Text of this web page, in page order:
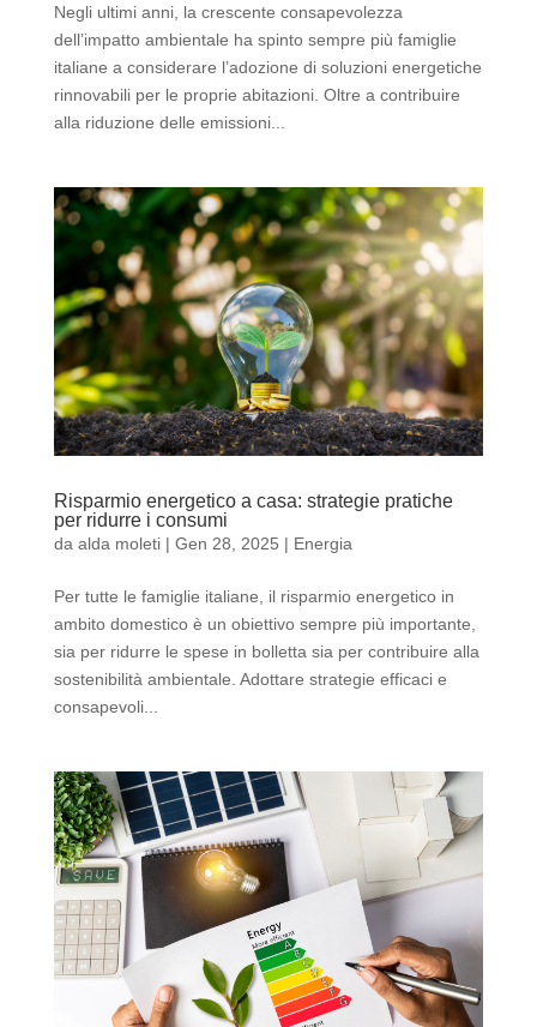
Negli ultimi anni, la crescente consapevolezza
dell’impatto ambientale ha spinto sempre più famiglie
italiane a considerare l’adozione di soluzioni energetiche
rinnovabili per le proprie abitazioni. Oltre a contribuire
alla riduzione delle emissioni...
Risparmio energetico a casa: strategie pratiche
per ridurre i consumi
da alda moleti| Gen 28, 2025 | Energia
Per tutte le famiglie italiane, il risparmio energetico in
ambito domestico è un obiettivo sempre più importante,
sia per ridurre le spese in bolletta sia per contribuire alla
sostenibilità ambientale. Adottare strategie efficaci e
consapevoli...